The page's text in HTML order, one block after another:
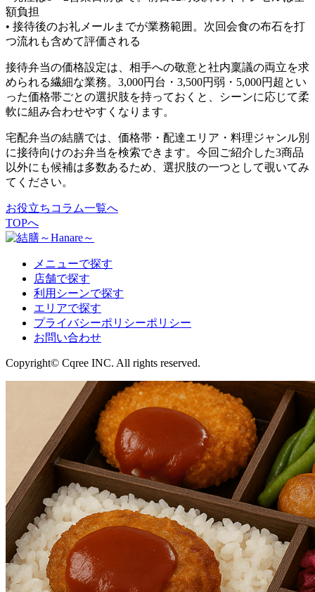
額負担
• 接待後のお礼メールまでが業務範囲。次回会食の布石を打
つ流れも含めて評価される
接待弁当の価格設定は、相手への敬意と社内稟議の両立を求
められる繊細な業務。3,000円台・3,500円弱・5,000円超とい
った価格帯ごとの選択肢を持っておくと、シーンに応じて柔
軟に組み合わせやすくなります。
宅配弁当の結膳では、価格帯・配達エリア・料理ジャンル別
に接待向けのお弁当を検索できます。今回ご紹介した3商品
以外にも候補は多数あるため、選択肢の一つとして覗いてみ
てください。
お役立ちコラム一覧へ
TOPへ
メニューで探す
店舗で探す
利用シーンで探す
エリアで探す
プライバシーポリシーポリシー
お問い合わせ
Copyright© Cqree INC. All rights reserved.